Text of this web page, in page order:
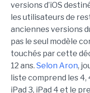
versions d’iOS
les utilisateurs de
anciennes versions
pas le seul modèle
touchés par cette
12 ans. Selon Aron,
liste comprend les 4,
iPad 3, iPad 4 et le